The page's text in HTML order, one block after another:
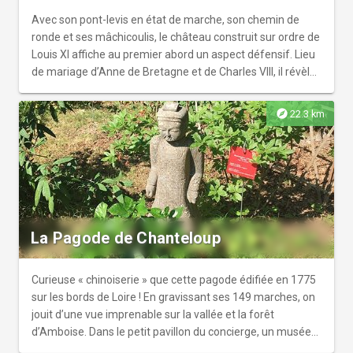
Avec son pont-levis en état de marche, son chemin de
ronde et ses mâchicoulis, le château construit sur ordre de
Louis XI affiche au premier abord un aspect défensif. Lieu
de mariage d’Anne de Bretagne et de Charles VIII, il révèle
avec une collection exceptionnelle de meubles et de
tapisseries des XVe et XVIe siècles. Son joli parc arboré,
dominé par le donjon de Foulques Nerra, surplombe la
Loire. En famille, à l'aide d'un livret de visite, suivez les
préparatifs du mariage d'Anne de Bretagne et de la vie
quotidienne au château. Dans le parc, découvrez
l’échafaudage et ses engins de levage derrière le donjon.
Enfin, profitez de l'aire de jeux et de la cabane perchée
dans un majestueux cèdre plusieurs fois centenaire !
explore 22.3 km
La Pagode de Chanteloup
Curieuse « chinoiserie » que cette pagode édifiée en 1775
sur les bords de Loire ! En gravissant ses 149 marches, on
jouit d’une vue imprenable sur la vallée et la forêt
d’Amboise. Dans le petit pavillon du concierge, un musée